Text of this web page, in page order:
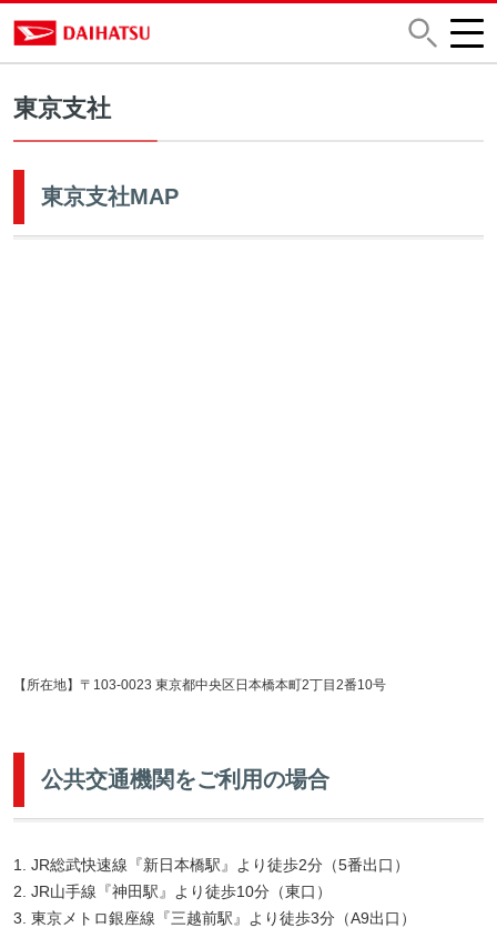
東京支社
東京支社MAP
【所在地】〒103-0023 東京都中央区日本橋本町2丁目2番10号
公共交通機関をご利用の場合
1. JR総武快速線『新日本橋駅』より徒歩2分（5番出口）
2. JR山手線『神田駅』より徒歩10分（東口）
3. 東京メトロ銀座線『三越前駅』より徒歩3分（A9出口）